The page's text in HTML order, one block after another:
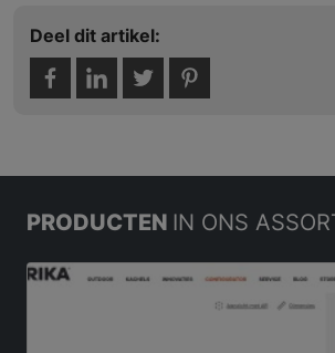
Deel dit artikel:
PRODUCTEN IN ONS